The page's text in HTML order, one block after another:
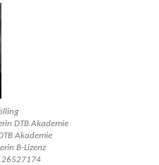
DTB Akademie
Akademie
B-Lizenz